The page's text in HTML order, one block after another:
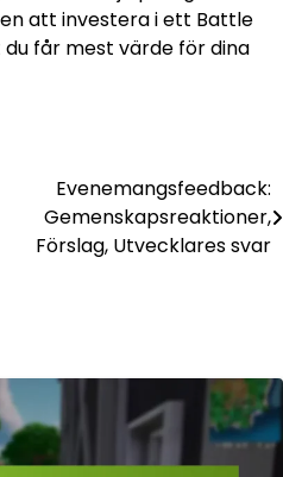
att investera i ett Battle
får mest värde för dina
Evenemangsfeedback:
Gemenskapsreaktioner,
Förslag, Utvecklares svar